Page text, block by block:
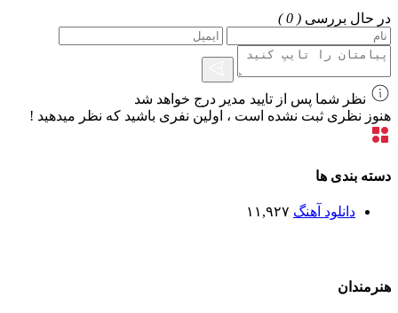
در حال بررسی ( 0 )
نظر شما پس از تایید مدیر درج خواهد شد
هنوز نظری ثبت نشده است ، اولین نفری باشید که نظر میدهید !
دسته بندی ها
دانلود آهنگ ۱۱,۹۲۷
هنرمندان